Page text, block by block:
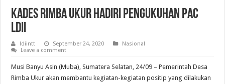
Kades Rimba Ukur Hadiri Pengukuhan PAC
LDII
ldiintt September 24, 2020
Nasional
Leave a comment
Musi Banyu Asin (Muba), Sumatera Selatan, 24/09 – Pemerintah Desa
Rimba Ukur akan membantu kegiatan-kegiatan positip yang dilakukan